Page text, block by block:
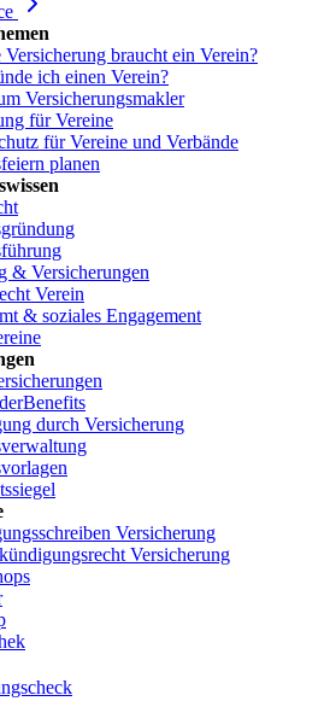
Versicherung braucht ein Verein?
ich einen Verein?
Versicherungsmakler
für Vereine
für Vereine und Verbände
planen
& Versicherungen
Verein
& soziales Engagement
durch Versicherung
Versicherung
Versicherung